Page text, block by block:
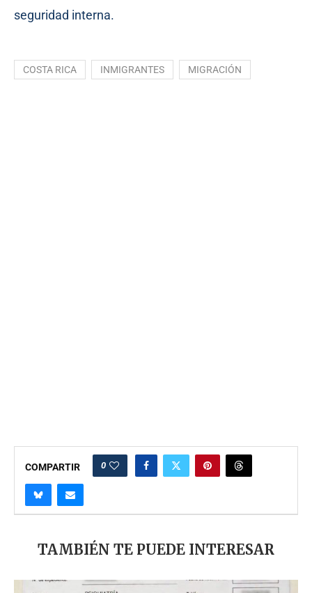
seguridad interna.
COSTA RICA INMIGRANTES MIGRACIÓN
COMPARTIR 0
TAMBIÉN TE PUEDE INTERESAR